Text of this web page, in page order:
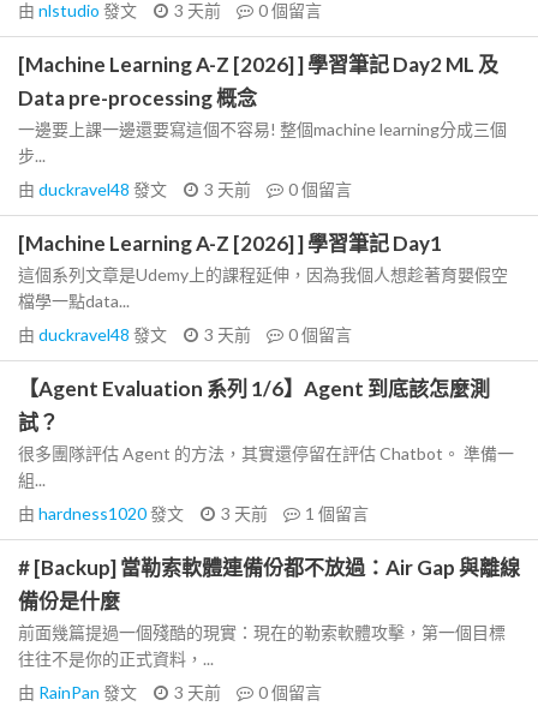
由 nlstudio 發文 3 天前 0個留言
[Machine Learning A-Z [2026] ] 學習筆記 Day2 ML 及
Data pre-processing 概念
一邊要上課一邊還要寫這個不容易! 整個machine learning分成三個
步...
由 duckravel48 發文 3 天前 0個留言
[Machine Learning A-Z [2026] ] 學習筆記 Day1
這個系列文章是Udemy上的課程延伸，因為我個人想趁著育嬰假空
檔學一點data...
由 duckravel48 發文 3 天前 0個留言
【Agent Evaluation 系列 1/6】Agent 到底該怎麼測
試？
很多團隊評估 Agent 的方法，其實還停留在評估 Chatbot。 準備一
組...
由 hardness1020發文 3 天前 1 個留言
# [Backup] 當勒索軟體連備份都不放過：Air Gap 與離線
備份是什麼
前面幾篇提過一個殘酷的現實：現在的勒索軟體攻擊，第一個目標
往往不是你的正式資料，...
由 RainPan 發文 3 天前 0個留言